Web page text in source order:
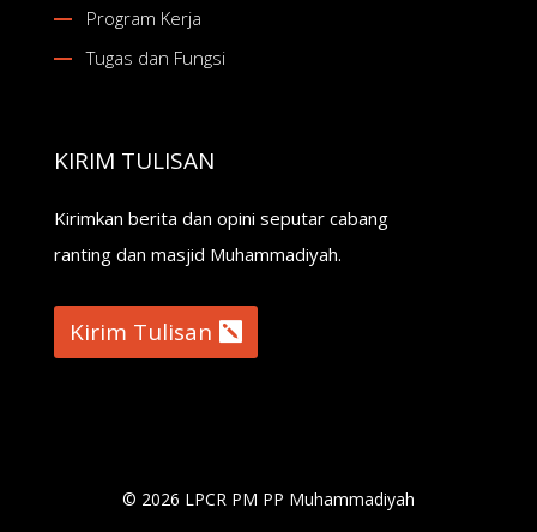
Program Kerja
Tugas dan Fungsi
KIRIM TULISAN
Kirimkan berita dan opini seputar cabang
ranting dan masjid Muhammadiyah.
Kirim Tulisan
© 2026 LPCR PM PP Muhammadiyah